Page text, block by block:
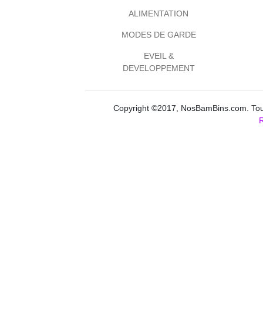
ALIMENTATION
MODES DE GARDE
EVEIL &
DEVELOPPEMENT
Copyright ©2017, NosBamBins.com.